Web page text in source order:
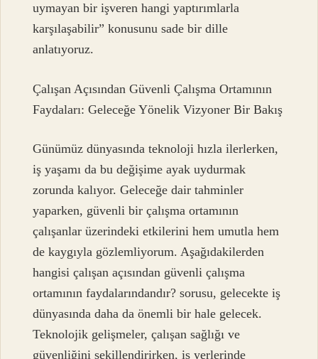
uymayan bir işveren hangi yaptırımlarla
karşılaşabilir” konusunu sade bir dille
anlatıyoruz.
Çalışan Açısından Güvenli Çalışma Ortamının
Faydaları: Geleceğe Yönelik Vizyoner Bir Bakış
Günümüz dünyasında teknoloji hızla ilerlerken,
iş yaşamı da bu değişime ayak uydurmak
zorunda kalıyor. Geleceğe dair tahminler
yaparken, güvenli bir çalışma ortamının
çalışanlar üzerindeki etkilerini hem umutla hem
de kaygıyla gözlemliyorum. Aşağıdakilerden
hangisi çalışan açısından güvenli çalışma
ortamının faydalarındandır? sorusu, gelecekte iş
dünyasında daha da önemli bir hale gelecek.
Teknolojik gelişmeler, çalışan sağlığı ve
güvenliğini şekillendirirken, iş yerlerinde